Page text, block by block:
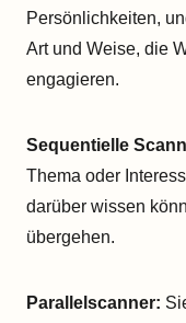
Persönlichkeiten,
Art und Weise, die
engagieren.
Sequentielle
Thema oder
darüber wissen
übergehen.
Parallelscanner: